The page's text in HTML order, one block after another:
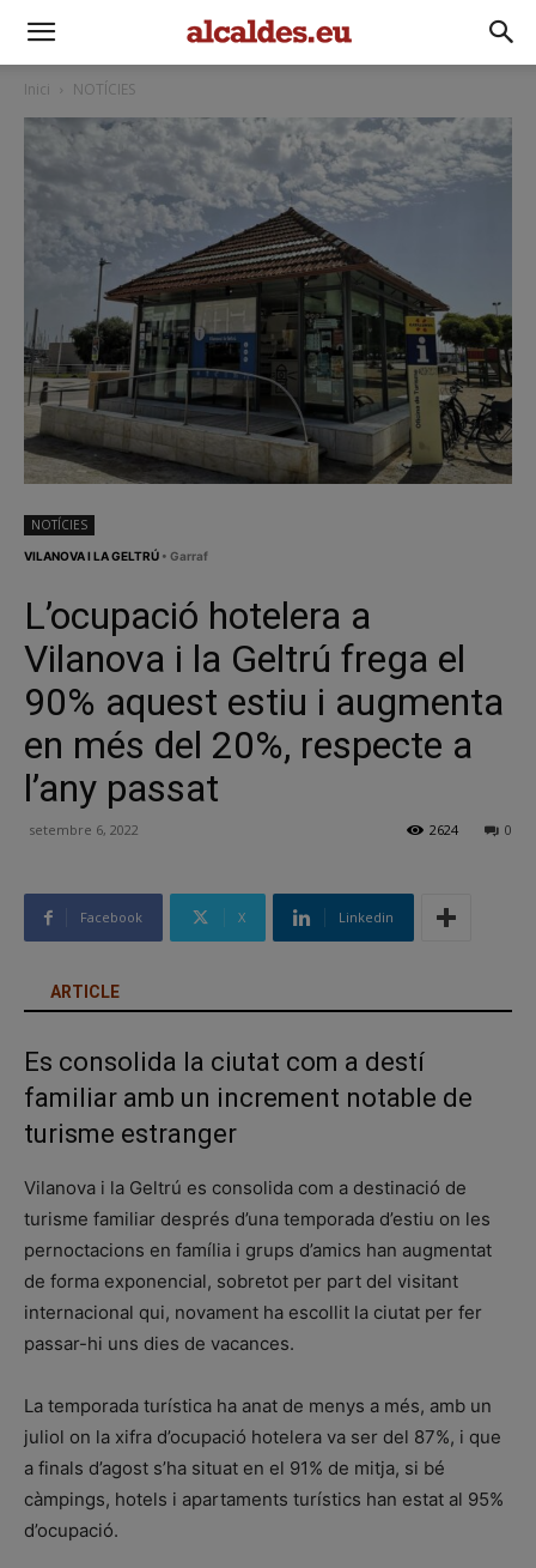
Inici NOTÍCIES
NOTÍCIES
VILANOVA I LA GELTRÚ • Garraf
L’ocupació hotelera a
Vilanova i la Geltrú frega el
90% aquest estiu i augmenta
en més del 20%, respecte a
l’any passat
setembre 6, 2022 0
2624
Facebook X Linkedin
ARTICLE
Es consolida la ciutat com a destí
familiar amb un increment notable de
turisme estranger
Vilanova i la Geltrú es consolida com a destinació de
turisme familiar després d’una temporada d’estiu on les
pernoctacions en família i grups d’amics han augmentat
de forma exponencial, sobretot per part del visitant
internacional qui, novament ha escollit la ciutat per fer
passar-hi uns dies de vacances.
La temporada turística ha anat de menys a més, amb un
juliol on la xifra d’ocupació hotelera va ser del 87%, i que
a finals d’agost s’ha situat en el 91% de mitja, si bé
càmpings, hotels i apartaments turístics han estat al 95%
d’ocupació.